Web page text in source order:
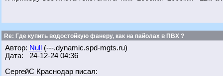
Re: Где купить водостойкую фанеру, как на пайолах в ПВХ ?
Автор: Null
(---.dynamic.spd-mgts.ru)
Дата: 24-12-24 04:36
СергейС Краснодар писал: